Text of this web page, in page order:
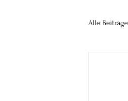
Alle Beiträge